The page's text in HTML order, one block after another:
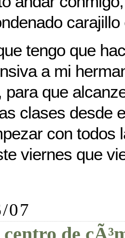
carajillo
tengo que
a mi
para que
clases desde
con todos
viernes que
07